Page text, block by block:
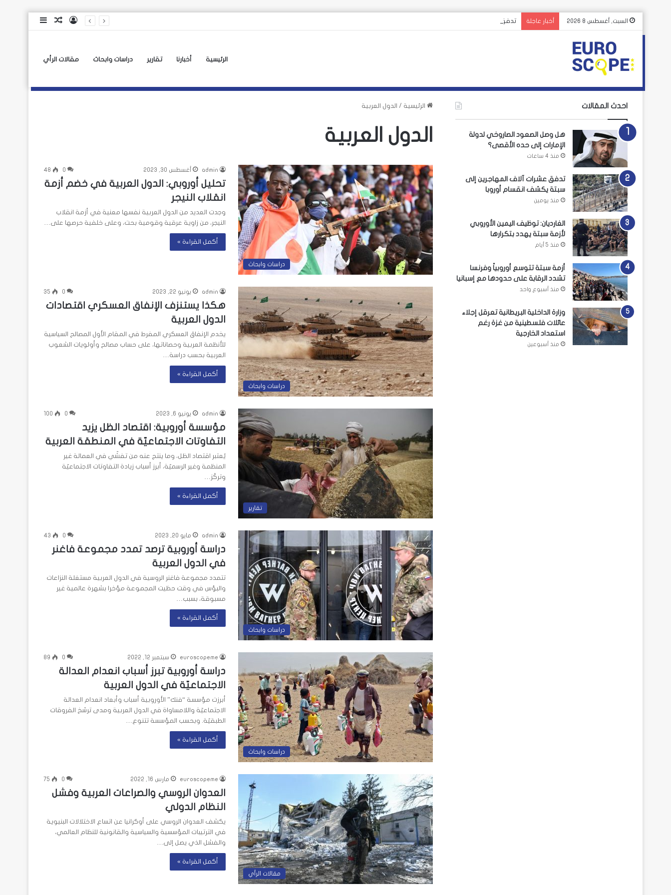
السبت, أغسطس 8 2026 أخبار عاجلة تدفق عشرات آلاف المهاجرين إلى سبتة يكشف انقسام أوروبا إضافةمقالتسجيل
الرئيسية أخبارنا تقارير دراسات وابحاث مقالات الرأي
الرئيسية / الدول العربية
الدول العربية
دراسات وابحاث
admin أغسطس 30, 2023 0
48
تحليل أوروبي: الدول العربية في خضم أزمة
انقلاب النيجر
وجدت العديد من الدول العربية نفسها معنية في أزمة انقلاب
النيجر، من زاوية عرقية وقومية بحت، وعلى خلفية حرصها على…
أكمل القراءة »
دراسات وابحاث
admin يونيو 22, 2023 0
35
هكذا يستنزف الإنفاق العسكري اقتصادات
الدول العربية
يخدم الإنفاق العسكري المفرط في المقام الأول المصالح السياسية
للأنظمة العربية وحصاناتها، على حساب مصالح وأولويات الشعوب
العربية بحسب دراسة…
أكمل القراءة »
تقارير
admin يونيو 6, 2023 0
100
مؤسسة أوروبية: اقتصاد الظل يزيد
التفاوتات الاجتماعيّة في المنطقة العربية
يُعتبر اقتصاد الظل، وما ينتج عنه من تفشّي في العمالة غير
المنظمة وغير الرسميّة، أبرز أسباب زيادة التفاوتات الاجتماعيّة
وتركّز…
أكمل القراءة »
دراسات وابحاث
admin مايو 20, 2023 0
43
دراسة أوروبية ترصد تمدد مجموعة فاغنر
في الدول العربية
تتمدد مجموعة فاغنر الروسية في الدول العربية مستغلة النزاعات
والبؤس في وقت حظيت المجموعة مؤخرا بشهرة عالمية غير
مسبوقة، بسبب…
أكمل القراءة »
دراسات وابحاث
euroscopeme سبتمبر 12, 2022 0
89
دراسة أوروبية تبرز أسباب انعدام العدالة
الاجتماعيّة في الدول العربية
أبرزت مؤسسة “فنك” الأوروبية أسباب وأبعاد انعدام العدالة
الاجتماعيّة واللامساواة في الدول العربية ومدى ترسّخ الفروقات
الطبقيّة. وبحسب المؤسسة تتنوع…
أكمل القراءة »
مقالات الرأي
euroscopeme مارس 16, 2022 0
75
العدوان الروسي والصراعات العربية وفشل
النظام الدولي
يكشف العدوان الروسي على أوكرانيا عن اتساع الاختلالات البنيوية
في الترتيبات المؤسسية والسياسية والقانونية للنظام العالمي،
والفشل الذي يصل إلى…
أكمل القراءة »
احدث المقالات
هل وصل الصعود الصاروخي لدولة
الإمارات إلى حده الأقصى؟
منذ 4 ساعات
تدفق عشرات آلاف المهاجرين إلى
سبتة يكشف انقسام أوروبا
منذ يومين
الغارديان: توظيف اليمين الأوروبي
لأزمة سبتة يهدد بتكرارها
منذ 5 أيام
أزمة سبتة تتوسع أوروبياً وفرنسا
تشدد الرقابة على حدودها مع إسبانيا
منذ أسبوع واحد
وزارة الداخلية البريطانية تعرقل إجلاء
عائلات فلسطينية من غزة رغم
استعداد الخارجية
منذ أسبوعين